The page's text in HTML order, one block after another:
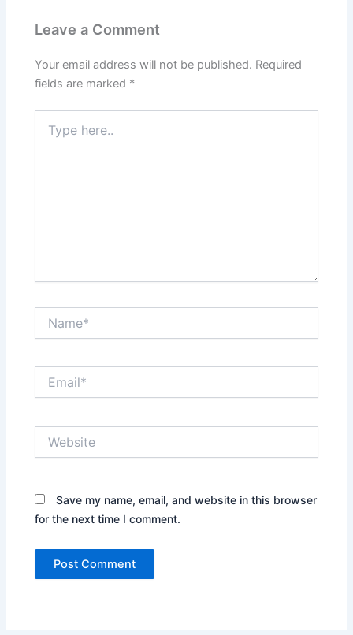
Leave a Comment
Your email address will not be published. Required
fields are marked *
here..
Save my name, email, and website in this browser
for the next time I comment.